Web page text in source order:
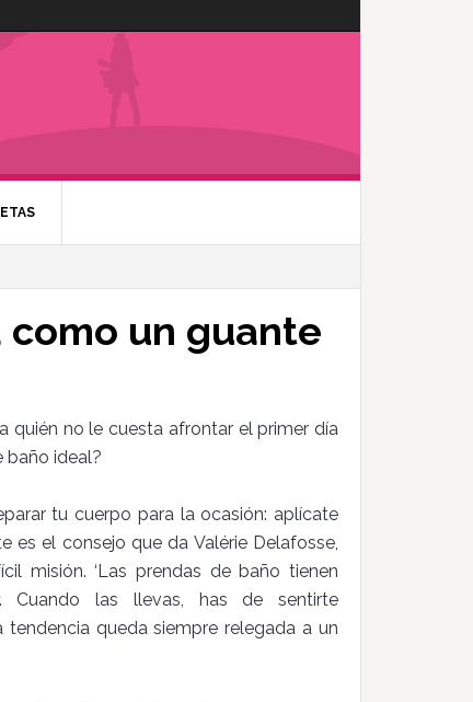
como un guante
quién no le cuesta afrontar el primer día
baño ideal?
tu cuerpo para la ocasión: aplícate
es el consejo que da Valérie Delafosse,
misión. ‘Las prendas de baño tienen
Cuando las llevas, has de sentirte
queda siempre relegada a un